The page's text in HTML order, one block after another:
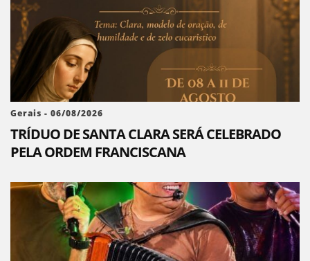
Gerais - 06/08/2026
TRÍDUO DE SANTA CLARA SERÁ CELEBRADO
PELA ORDEM FRANCISCANA